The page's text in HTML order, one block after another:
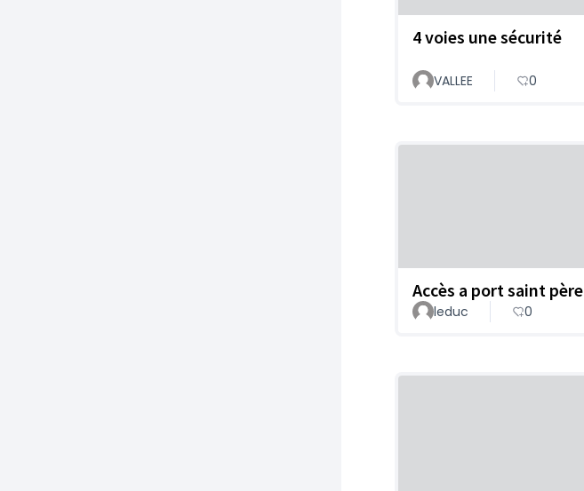
4 voies une sécurité
VALLEE 0
Accès a port saint père
leduc 0